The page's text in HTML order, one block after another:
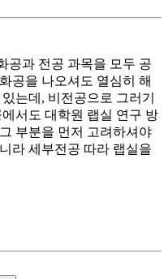
공과 전공 과목을 모두 공
공을 나오셔도 열심히 해
는데, 비전공으로 그러기
서도 대학원 랩실 연구 방
부분을 먼저 고려하셔야
라 세부전공 따라 랩실을